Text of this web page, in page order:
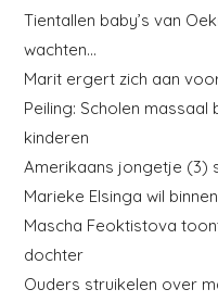
Tientallen baby’s van
wachten…
Marit ergert zich aan
Peiling: Scholen
kinderen
Amerikaans jongetje (3)
Marieke Elsinga wil
Mascha Feoktistova
dochter
Ouders struikelen over